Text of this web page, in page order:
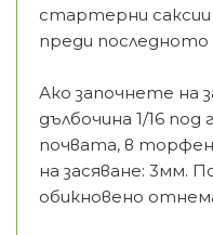
стартерни саксии
преди последното
Ако започнете на
дълбочина 1/16 под
почвата, в
на засяване: 3мм.
обикновено